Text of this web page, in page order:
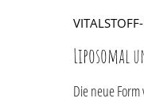
Liposomal
Die neue